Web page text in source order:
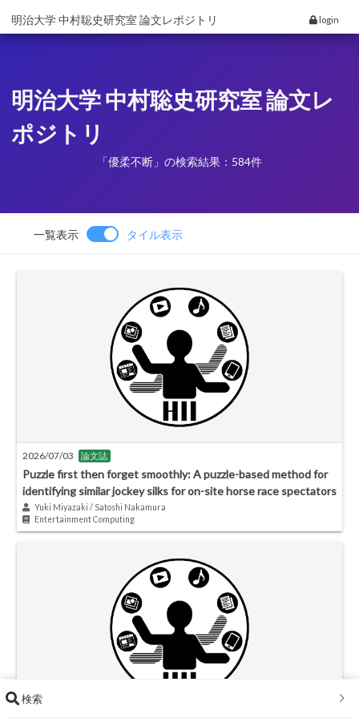
明治大学 中村聡史研究室 論文レポジトリ login
明治大学 中村聡史研究室 論文レ
ポジトリ
「優柔不断」の検索結果：584件
一覧表示 タイル表示
2026/07/03 論文誌
Puzzle first then forget smoothly: A puzzle-based method for
identifying similar jockey silks for on-site horse race spectators
Yuki Miyazaki / Satoshi Nakamura
Entertainment Computing
検索